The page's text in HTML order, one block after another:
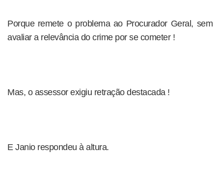
Porque remete o problema ao Procurador Geral, sem
avaliar a relevância do crime por se cometer !
Mas, o assessor exigiu retração destacada !
E Janio respondeu à altura.